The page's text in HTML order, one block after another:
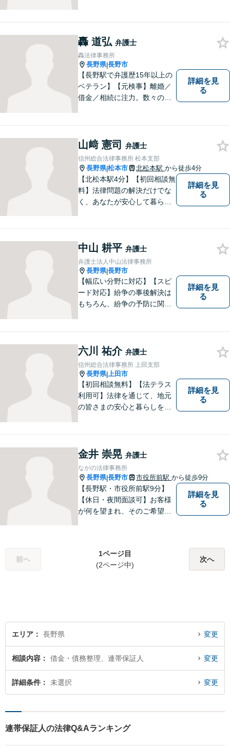
轟 道弘 弁護士
轟法律事務所
長野県|長野市
【長野駅で弁護歴15年以上の
ベテラン】【元検事】離婚／
借金／相続に注力。数々の実
勢に合わせ、日々知見をアッ
プデートしながら事件に取り
組みます！【駐車場有】
詳細を見
る
山﨑 憲司 弁護士
信州総合法律事務所 松本支部
長野県|松本市 北松本駅 から徒歩4分
【北松本駅4分】【初回相談無
料】法律問題の解決だけでな
く、あなたが安心して暮らせ
せください。お気持ちに寄り
添い、より良い選択ができる
よう全力を尽くします。【法
テラス利用可】
詳細を見
る
中山 耕平 弁護士
弁護士法人中山法律事務所
長野県|長野市
【幅広い分野に対応】【スピ
ード対応】紛争の事後解決は
もちろん、紛争の予防に関す
する癖をつけることを勧めて
おります。早期相談が早期解
決に繋がりますのでお気軽に
ご相談ください。
詳細を見
る
六川 祐介 弁護士
信州総合法律事務所 上田支部
長野県|上田市
【初回相談無料】【法テラス
利用可】法律を通じて、地元
の皆さまの安心と暮らしを全
さい。どのようなご相談でも
真摯に向き合い、解決まで全
力で伴走します。【地域密着
型の法律事務所】
詳細を見
る
金井 崇晃 弁護士
ながの法律事務所
長野県|長野市 市役所前駅 から徒歩9分
【長野駅・市役所前駅9分】
【休日・夜間面談可】お客様
が何を望まれ、そのご希望を
合っています。 できる限り負
担を軽減し、スピーディーな
詳細を見
る
前へ
1ページ目
(2ページ中)
次へ
エリア 長野県 変更
相談内容 借金・債務整理、連帯保証人 変更
詳細条件 未選択 変更
連帯保証人の法律Q&Aランキング